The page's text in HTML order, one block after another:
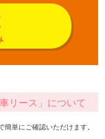
リース」について
単にご確認いただけます。